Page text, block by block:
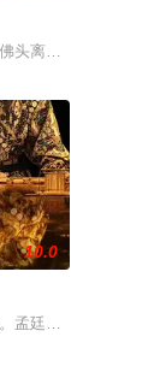
年顾铭夕（何洛洛
成复仇的受害者；
头离奇失窃，戏班主
各怀心思的豪门众
他与女探长穆英搭
强强联手，携手霍
10.0
孟廷辉，大平王朝有